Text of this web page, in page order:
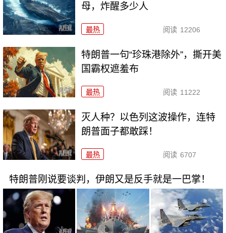
母，炸醒多少人
最热 阅读 12206
特朗普一句“珍珠港除外”，撕开美
国霸权遮羞布
最热 阅读 11222
灭人种？以色列这波操作，连特
朗普面子都敢踩！
最热 阅读 6707
特朗普刚说要谈判，伊朗又是反手就是一巴掌！